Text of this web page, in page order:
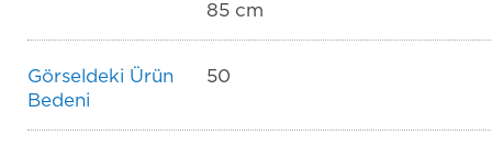
85 cm
Görseldeki Ürün
Bedeni
50